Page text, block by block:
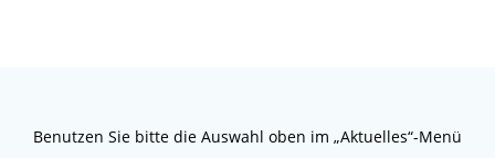
Benutzen Sie bitte die Auswahl oben im „Aktuelles“-Menü